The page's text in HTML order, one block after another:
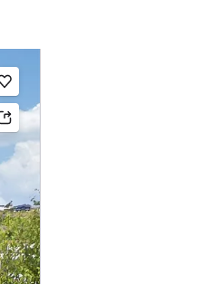
Legg til som favoritt.